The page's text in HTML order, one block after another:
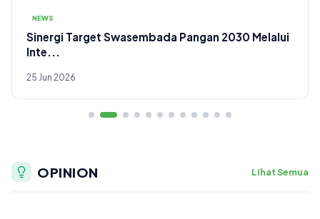
NEWS
FH UNNES Officially Launches ICCONSIST 2026:
Drivi...
24 Jun 2026
OPINION Lihat Semua